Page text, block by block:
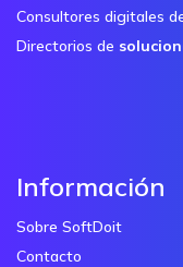
Consultores digitales
Directorios de
Información
Sobre SoftDoit
Contacto